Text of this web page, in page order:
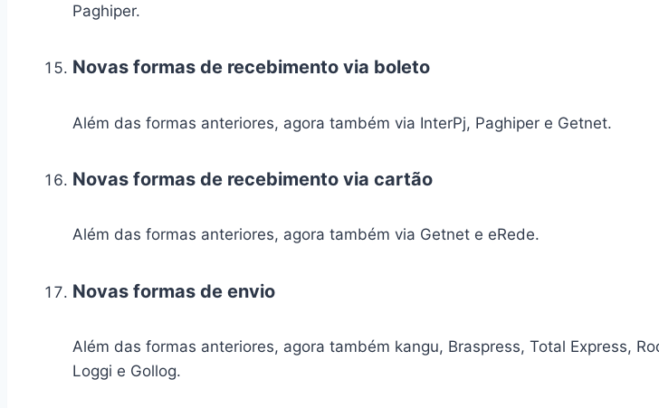
Paghiper.
Novas formas de recebimento via boleto
Além das formas anteriores, agora também via InterPj, Paghiper e Getnet.
Novas formas de recebimento via cartão
Além das formas anteriores, agora também via Getnet e eRede.
Novas formas de envio
Além das formas anteriores, agora também kangu, Braspress, Total Express,
Loggi e Gollog.